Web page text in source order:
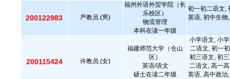
200122983 严教员.(男)
福州外语外贸学院（长
乐校区）
物流管理
本科在读一年级
初一初二语文,
英语, 初中生物
200115424 许教员.(女)
福建师范大学（仓山
区）
英语/语文
硕士在读二年级
小学语文, 小
二语文, 初一
初三语文, 初
二语文, 高一
英语, 高中政治